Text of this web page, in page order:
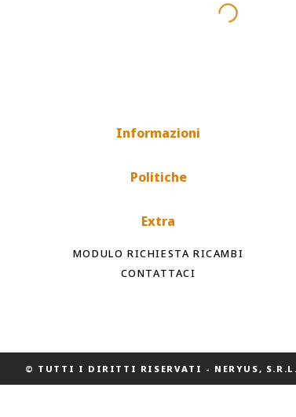
Informazioni
Politiche
Extra
MODULO RICHIESTA RICAMBI
CONTATTACI
© TUTTI I DIRITTI RISERVATI - NERYUS,